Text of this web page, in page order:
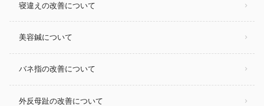
寝違えの改善について
美容鍼について
バネ指の改善について
外反母趾の改善について